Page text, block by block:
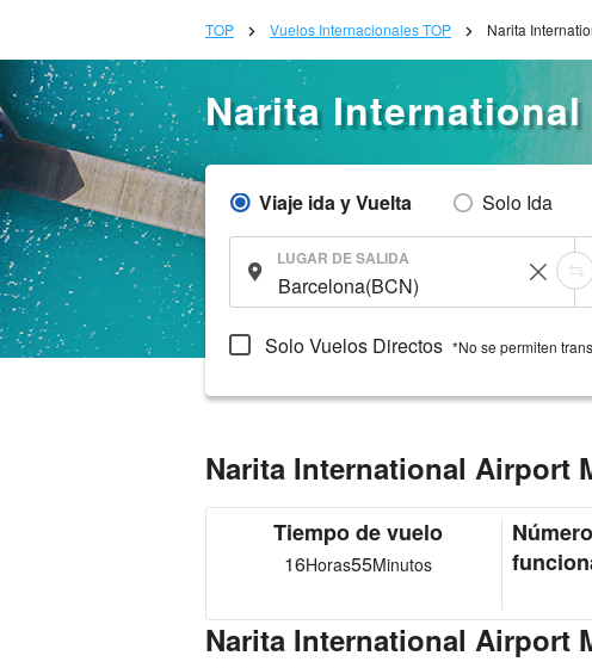
TOP Vuelos Internacionales TOP Narita
Narita
Viaje ida y Vuelta Solo Ida
LUGAR DE SALIDA
Solo Vuelos Directos *No se permiten
Narita International Airport
Tiempo de vuelo
16Horas55Minutos
Narita International Airport